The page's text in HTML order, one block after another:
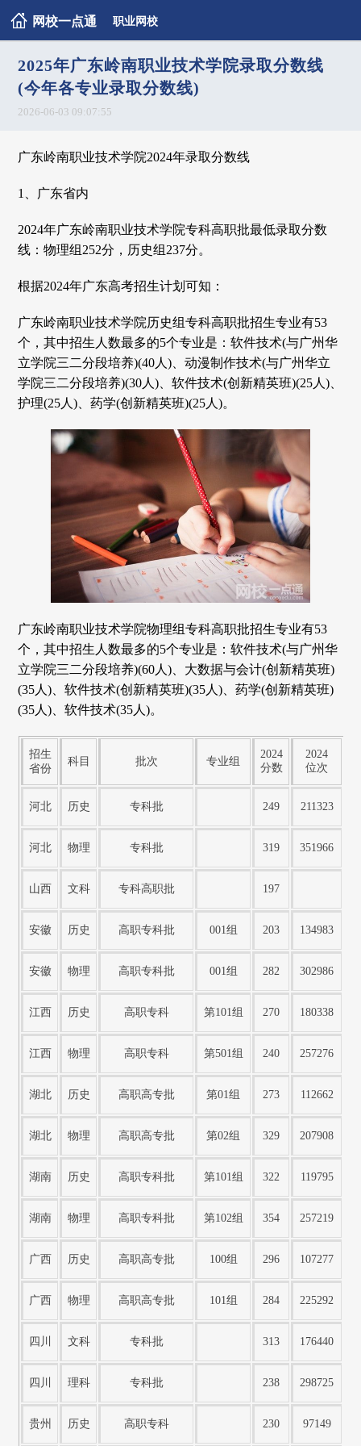
网校一点通 职业网校
2025年广东岭南职业技术学院录取分数线
(今年各专业录取分数线)
2026-06-03 09:07:55
广东岭南职业技术学院2024年录取分数线
1、广东省内
2024年广东岭南职业技术学院专科高职批最低录取分数
线：物理组252分，历史组237分。
根据2024年广东高考招生计划可知：
广东岭南职业技术学院历史组专科高职批招生专业有53
个，其中招生人数最多的5个专业是：软件技术(与广州华
立学院三二分段培养)(40人)、动漫制作技术(与广州华立
学院三二分段培养)(30人)、软件技术(创新精英班)(25人)、
护理(25人)、药学(创新精英班)(25人)。
广东岭南职业技术学院物理组专科高职批招生专业有53
个，其中招生人数最多的5个专业是：软件技术(与广州华
立学院三二分段培养)(60人)、大数据与会计(创新精英班)
(35人)、软件技术(创新精英班)(35人)、药学(创新精英班)
(35人)、软件技术(35人)。
招生
省份
科目 批次 专业组
2024
分数
2024
位次
河北 历史 专科批 249 211323
河北 物理 专科批 319 351966
山西 文科 专科高职批 197
安徽 历史 高职专科批 001组 203 134983
安徽 物理 高职专科批 001组 282 302986
江西 历史 高职专科 第101组 270 180338
江西 物理 高职专科 第501组 240 257276
湖北 历史 高职高专批 第01组 273 112662
湖北 物理 高职高专批 第02组 329 207908
湖南 历史 高职专科批 第101组 322 119795
湖南 物理 高职专科批 第102组 354 257219
广西 历史 高职高专批 100组 296 107277
广西 物理 高职高专批 101组 284 225292
四川 文科 专科批 313 176440
四川 理科 专科批 238 298725
贵州 历史 高职专科 230 97149